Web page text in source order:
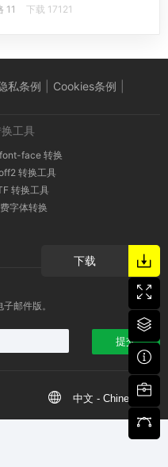
11 下载 17121
下载
私条例 Cookies条例
工具
face 转换
转换工具
转换工具
字体转换
邮件版。
提交
中文 - Chinese